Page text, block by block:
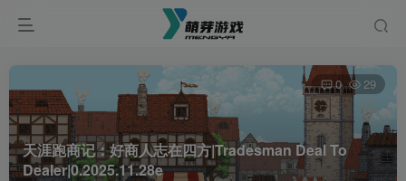
天涯跑商记：好商人志在四方|Tradesman Deal To
Dealer|0.2025.11.28e
0 29